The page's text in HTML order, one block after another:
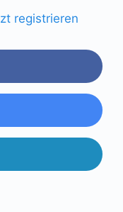
registrieren